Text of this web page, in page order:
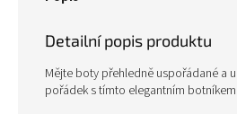
Detailní popis produktu
Mějte boty přehledně uspořádané a
pořádek s tímto elegantním